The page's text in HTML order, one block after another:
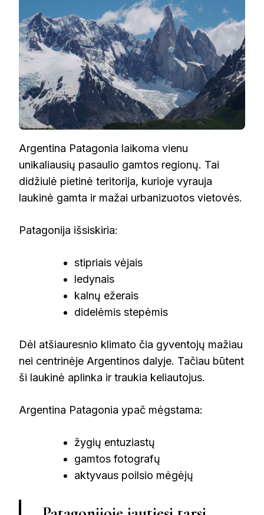
Argentina Patagonia laikoma vienu
unikaliausių pasaulio gamtos regionų. Tai
didžiulė pietinė teritorija, kurioje vyrauja
laukinė gamta ir mažai urbanizuotos vietovės.
Patagonija išsiskiria:
stipriais vėjais
ledynais
kalnų ežerais
didelėmis stepėmis
Dėl atšiauresnio klimato čia gyventojų mažiau
nei centrinėje Argentinos dalyje. Tačiau būtent
ši laukinė aplinka ir traukia keliautojus.
Argentina Patagonia ypač mėgstama:
žygių entuziastų
gamtos fotografų
aktyvaus poilsio mėgėjų